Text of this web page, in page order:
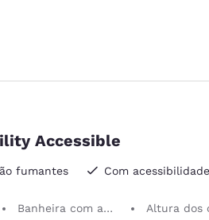
Accessible
fumantes
Com acessibilidade
Banheira com acessibilidade
Altura dos corrimãos antiderrapantes adjacentes ao